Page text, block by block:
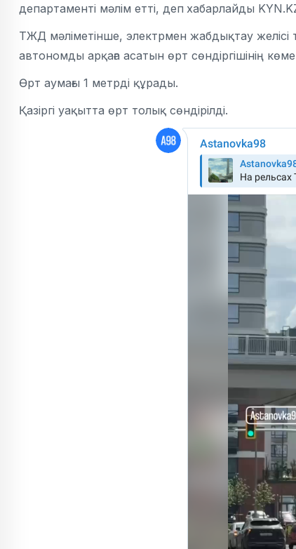
департаменті мәлім етті, деп хабарлайды
ТЖД мәліметінше, электрмен жабдықтау желісі
автономды арқаға асатын өрт сөндіргішінің
Өрт аумағы 1 метрді құрады.
Қазіргі уақытта өрт толық сөндірілді.